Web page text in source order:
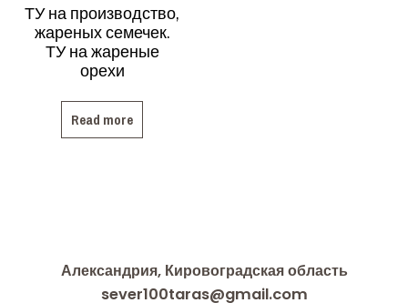
ТУ на производство,
жареных семечек.
ТУ на жареные
орехи
Read more
Александрия, Кировоградская область
sever100taras@gmail.com